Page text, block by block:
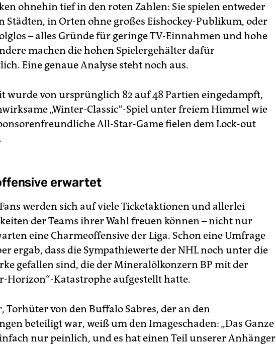
ohnehin tief in den roten Zahlen: Sie spielen entweder
Städten, in Orten ohne großes Eishockey-Publikum, oder
– alles Gründe für geringe TV-Einnahmen und hohe
machen die hohen Spielergehälter dafür
Eine genaue Analyse steht noch aus.
wurde von ursprünglich 82 auf 48 Partien eingedampft,
„Winter-Classic“-Spiel unter freiem Himmel wie
All-Star-Game fielen dem Lock-out
erwartet
werden sich auf viele Ticketaktionen und allerlei
der Teams ihrer Wahl freuen können – nicht nur
eine Charmeoffensive der Liga. Schon eine Umfrage
ergab, dass die Sympathiewerte der NHL noch unter die
gefallen sind, die der Mineralölkonzern BP mit der
Horizon“-Katastrophe aufgestellt hatte.
Torhüter von den Buffalo Sabres, der an den
beteiligt war, weiß um den Imageschaden: „Das Ganze
nur peinlich, und es hat einen Teil unserer Anhänger